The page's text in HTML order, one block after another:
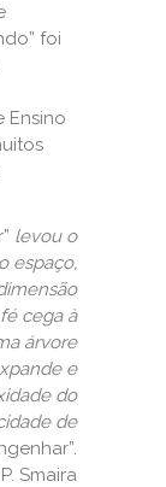
foi
Ensino
levou o
espaço,
cega à
árvore
e
do
de
Smaira